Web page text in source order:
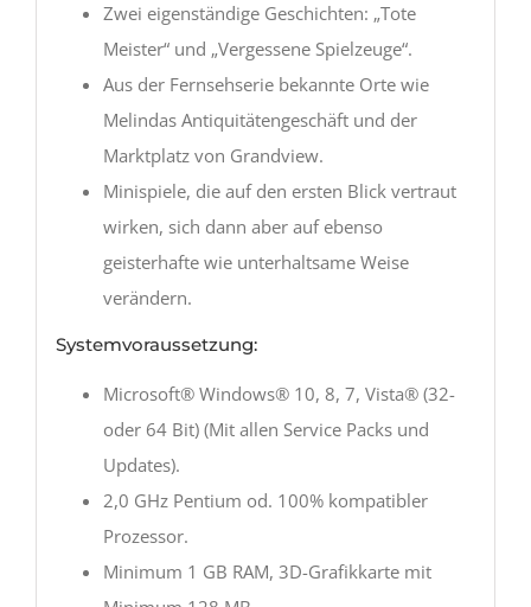
Zwei eigenständige Geschichten: „Tote
Meister“ und „Vergessene Spielzeuge“.
Aus der Fernsehserie bekannte Orte wie
Melindas Antiquitätengeschäft und der
Marktplatz von Grandview.
Minispiele, die auf den ersten Blick vertraut
wirken, sich dann aber auf ebenso
geisterhafte wie unterhaltsame Weise
verändern.
Systemvoraussetzung:
Microsoft® Windows® 10, 8, 7, Vista® (32-
oder 64 Bit) (Mit allen Service Packs und
Updates).
2,0 GHz Pentium od. 100% kompatibler
Prozessor.
Minimum 1 GB RAM, 3D-Grafikkarte mit